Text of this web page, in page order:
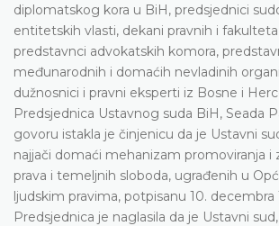
diplomatskog kora u BiH, predsjednici
entitetskih vlasti, dekani pravnih i
predstavnci advokatskih komora,
međunarodnih i domaćih nevladinih
dužnosnici i pravni eksperti iz Bosne i
Predsjednica Ustavnog suda BiH, Seada
govoru istakla je činjenicu da je Ustavni
najjači domaći mehanizam promoviranja i
prava i temeljnih sloboda, ugrađenih u
ljudskim pravima, potpisanu 10. decembra
Predsjednica je naglasila da je Ustavni